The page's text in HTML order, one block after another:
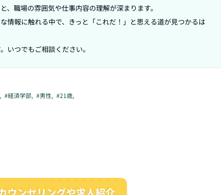
職場の雰囲気や仕事内容の理解が深まります。
情報に触れる中で、きっと「これだ！」と思える道が見つかるは
いつでもご相談ください。
, #経済学部, #男性, #21歳,